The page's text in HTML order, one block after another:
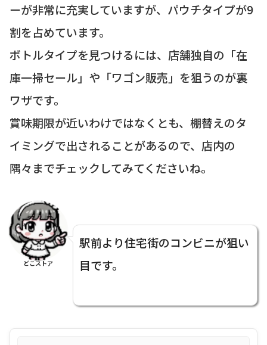
ーが非常に充実していますが、パウチタイプが9
割を占めています。
ボトルタイプを見つけるには、店舗独自の「在
庫一掃セール」や「ワゴン販売」を狙うのが裏
ワザです。
賞味期限が近いわけではなくとも、棚替えのタ
イミングで出されることがあるので、店内の
隅々までチェックしてみてくださいね。
どこストア
駅前より住宅街のコンビニが狙い
目です。